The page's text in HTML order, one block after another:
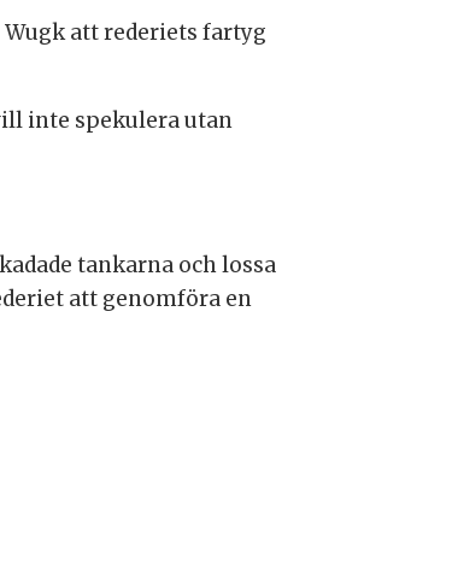
att rederiets fartyg
inte spekulera utan
tankarna och lossa
att genomföra en